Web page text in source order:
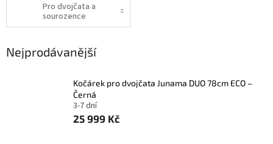
Pro dvojčata a
sourozence
Nejprodávanější
Kočárek pro dvojčata Junama DUO 78cm ECO –
Černá
3-7 dní
25 999 Kč